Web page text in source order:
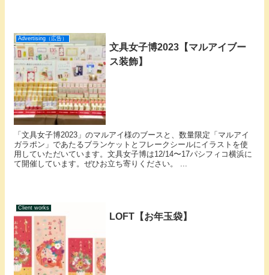
Advertising（広告）
文具女子博2023【マルアイブー
ス装飾】
「文具女子博2023」のマルアイ様のブースと、数量限定「マルアイ
ガラポン」であたるブランケットとフレークシールにイラストを使
用していただいています。文具女子博は12/14〜17パシフィコ横浜に
て開催しています。ぜひお立ち寄りください。 ...
Client works
LOFT【お年玉袋】